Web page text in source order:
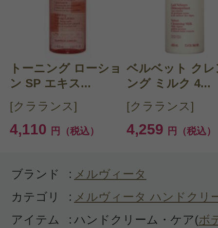
感じた効能：乾燥(ボディ)/ささくれ
かない(ボディ)/オーガニックコスメ
ラル化粧品
購入品：ハニーネクター ハンドクリ
リピートしたものの、メルヴィータ
手指爪が潤います。ただし個人的に
に軍配が上がります。
トーニング ローショ
ン SP エキス...
[クラランス]
4,110 円（税込）
ベルベット クレ
ング ミルク 4...
[クラランス]
4,259 円（税込）
ブランド : メルヴィータ
カテゴリ
: メルヴィータ ハンドクリ
アイテム
: ハンドクリーム・ケア(ボ